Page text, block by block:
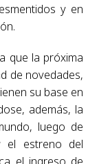
y en
que la próxima
de novedades,
su base en
además, la
luego de
el estreno del